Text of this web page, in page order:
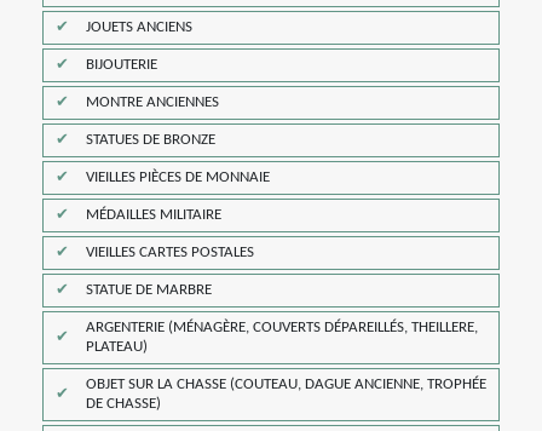
JOUETS ANCIENS
BIJOUTERIE
MONTRE ANCIENNES
STATUES DE BRONZE
VIEILLES PIÈCES DE MONNAIE
MÉDAILLES MILITAIRE
VIEILLES CARTES POSTALES
STATUE DE MARBRE
ARGENTERIE (MÉNAGÈRE, COUVERTS DÉPAREILLÉS, THEILLERE,
PLATEAU)
OBJET SUR LA CHASSE (COUTEAU, DAGUE ANCIENNE, TROPHÉE
DE CHASSE)